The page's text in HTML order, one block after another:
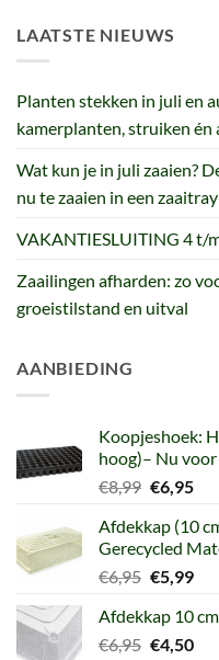
LAATSTE NIEUWS
Planten stekken in juli en
kamerplanten, struiken én
Wat kun je in juli zaaien?
nu te zaaien in een zaaitray
VAKANTIESLUITING 4 t/
Zaailingen afharden: zo
groeistilstand en uitval
AANBIEDING
Koopjeshoek:
hoog)– Nu
€8,99
was:
€8,99.
€6,95
is:
Afdekkap (10
Gerecycled
€6,95
was:
€6,95.
€5,99
is:
Afdekkap 10
€6,95 €4,50